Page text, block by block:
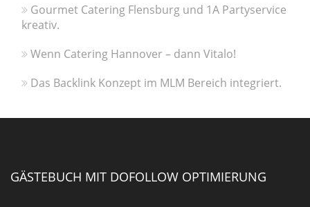
Gourmet Catering Flensburg und 1A Partyservice
kreativ.
Wenn Catering Hannover – dann Vitalo!
Das Backlink Konzept im MLM Bereich integriert.
GÄSTEBUCH MIT DOFOLLOW OPTIMIERUNG